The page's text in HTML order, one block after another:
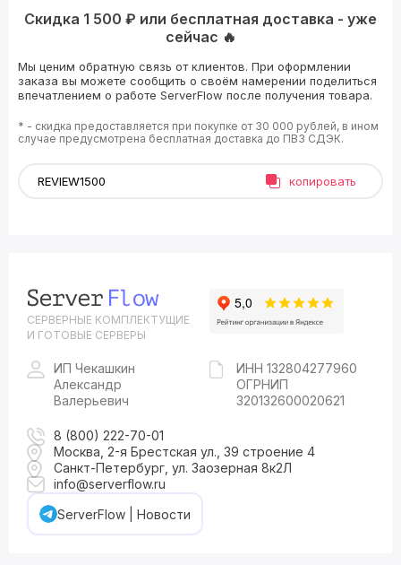
Скидка 1 500 ₽ или бесплатная доставка - уже
сейчас 🔥
Мы ценим обратную связь от клиентов. При оформлении
заказа вы можете сообщить о своём намерении поделиться
впечатлением о работе ServerFlow после получения товара.
* - скидка предоставляется при покупке от 30 000 рублей, в ином
случае предусмотрена бесплатная доставка до ПВЗ СДЭК.
копировать
СЕРВЕРНЫЕ КОМПЛЕКТУЩИЕ
И ГОТОВЫЕ СЕРВЕРЫ
ИП Чекашкин
Александр
Валерьевич
ИНН 132804277960
ОГРНИП
320132600020621
8 (800) 222-70-01
Москва, 2-я Брестская ул., 39 строение 4
Санкт-Петербург, ул. Заозерная 8к2Л
info@serverflow.ru
ServerFlow | Новости